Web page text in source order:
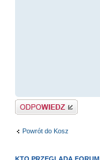
Odpowiedz
Powrót do Kosz